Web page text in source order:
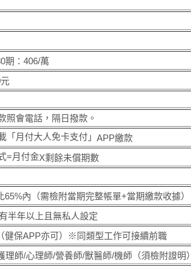
期：406/萬
元
照會電話，隔日撥款。
「月付大人免卡支付」 APP繳款
=月付金X剩餘未償期數
65%內（需檢附當期完整帳單+當期繳款收據）
半年以上且無私人設定
健保APP亦可）※同類型工作可接續前職
師/心理師/營養師/獸醫師/機師（須檢附證明）